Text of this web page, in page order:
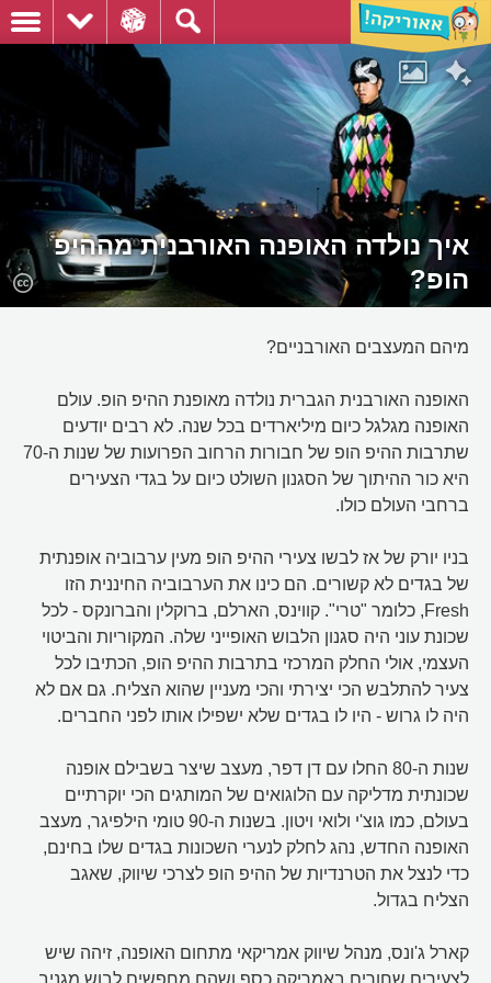
איך נולדה האופנה האורבנית מההיפ
הופ?
מיהם המעצבים האורבניים?
האופנה האורבנית הגברית נולדה מאופנת ההיפ הופ. עולם
האופנה מגלגל כיום מיליארדים בכל שנה. לא רבים יודעים
שתרבות ההיפ הופ של חבורות הרחוב הפרועות של שנות ה-70
היא כור ההיתוך של הסגנון השולט כיום על בגדי הצעירים
ברחבי העולם כולו.
בניו יורק של אז לבשו צעירי ההיפ הופ מעין ערבוביה אופנתית
של בגדים לא קשורים. הם כינו את הערבוביה החיננית הזו
Fresh, כלומר "טרי". קווינס, הארלם, ברוקלין והברונקס - לכל
שכונת עוני היה סגנון הלבוש האופייני שלה. המקוריות והביטוי
העצמי, אולי החלק המרכזי בתרבות ההיפ הופ, הכתיבו לכל
צעיר להתלבש הכי יצירתי והכי מעניין שהוא הצליח. גם אם לא
היה לו גרוש - היו לו בגדים שלא ישפילו אותו לפני החברים.
שנות ה-80 החלו עם דן דפר, מעצב שיצר בשבילם אופנה
שכונתית מדליקה עם הלוגואים של המותגים הכי יוקרתיים
בעולם, כמו גוצ'י ולואי ויטון. בשנות ה-90 טומי הילפיגר, מעצב
האופנה החדש, נהג לחלק לנערי השכונות בגדים שלו בחינם,
כדי לנצל את הטרנדיות של ההיפ הופ לצרכי שיווק, שאגב
הצליח בגדול.
קארל ג'ונס, מנהל שיווק אמריקאי מתחום האופנה, זיהה שיש
לצעירים שחורים באמריקה כסף ושהם מחפשים לבוש מגניב.